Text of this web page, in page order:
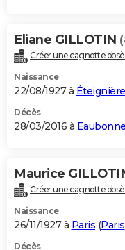
Eliane GILLOTIN
Créer une cagnotte
Naissance
22/08/1927 à
Décès
28/03/2016 à Eaubonne
Maurice
Créer une cagnotte
Naissance
26/11/1927 à Paris (Paris
Décès